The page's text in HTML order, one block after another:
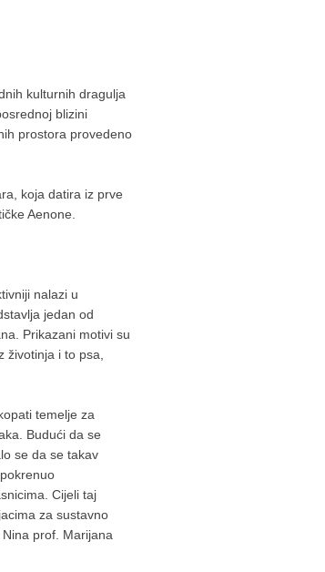
kulturnih dragulja
blizini
prostora provedeno
koja datira iz prve
Aenone.
nalazi u
jedan od
Prikazani motivi su
i to psa,
temelje za
Budući da se
se da se takav
Cijeli taj
za sustavno
prof. Marijana